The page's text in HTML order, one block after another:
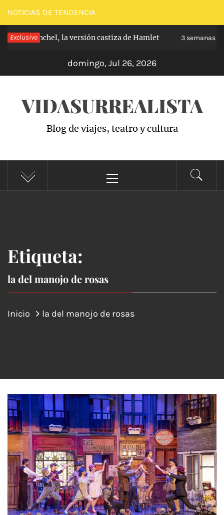
Saltar
al
contenido
NOTICIAS DE TENDENCIA
Exclusivo
Carabanchel, la versión castiza de Hamlet 3 semanas
domingo, Jul 26, 2026
VIDASURREALISTA
Blog de viajes, teatro y cultura
principal
Etiqueta:
la del manojo de rosas
Inicio la del manojo de rosas